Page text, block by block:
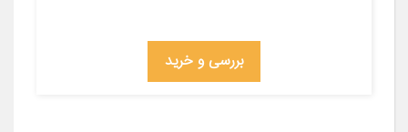
بررسی و خرید